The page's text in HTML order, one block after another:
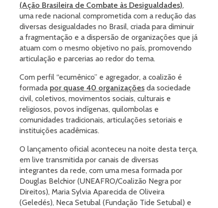
(Ação Brasileira de Combate às Desigualdades),
uma rede nacional comprometida com a redução das
diversas desigualdades no Brasil, criada para diminuir
a fragmentação e a dispersão de organizações que já
atuam com o mesmo objetivo no país, promovendo
articulação e parcerias ao redor do tema.
Com perfil “ecumênico” e agregador, a coalizão é
formada por quase 40 organizações da sociedade
civil, coletivos, movimentos sociais, culturais e
religiosos, povos indígenas, quilombolas e
comunidades tradicionais, articulações setoriais e
instituições acadêmicas.
O lançamento oficial aconteceu na noite desta terça,
em live transmitida por canais de diversas
integrantes da rede, com uma mesa formada por
Douglas Belchior (UNEAFRO/Coalizão Negra por
Direitos), Maria Sylvia Aparecida de Oliveira
(Geledés), Neca Setubal (Fundação Tide Setubal) e